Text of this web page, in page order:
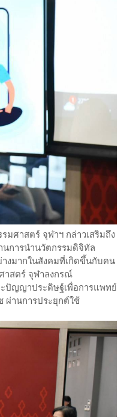
ศาสตร์ จุฬาฯ กล่าวเสริมถึง
นการนำนวัตกรรมดิจิทัล
งมากในสังคมที่เกิดขึ้นกับคน
าสตร์ จุฬาลงกรณ์
ปัญญาประดิษฐ์เพื่อการแพทย์
ผ่านการประยุกต์ใช้